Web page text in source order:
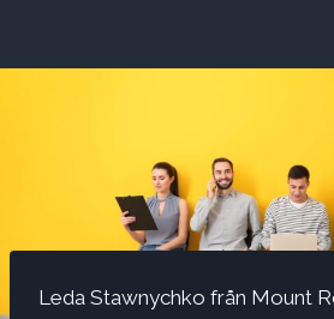
Leda Stawnychko från Mount